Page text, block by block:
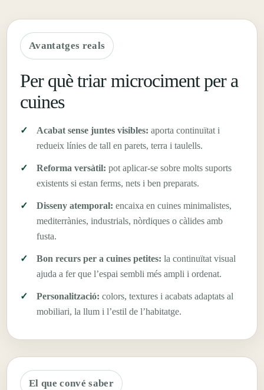
Avantatges reals
Per què triar microciment per a
cuines
Acabat sense juntes visibles: aporta continuïtat i
redueix línies de tall en parets, terra i taulells.
Reforma versàtil: pot aplicar-se sobre molts suports
existents si estan ferms, nets i ben preparats.
Disseny atemporal: encaixa en cuines minimalistes,
mediterrànies, industrials, nòrdiques o càlides amb
fusta.
Bon recurs per a cuines petites: la continuïtat visual
ajuda a fer que l’espai sembli més ampli i ordenat.
Personalització: colors, textures i acabats adaptats al
mobiliari, la llum i l’estil de l’habitatge.
El que convé saber